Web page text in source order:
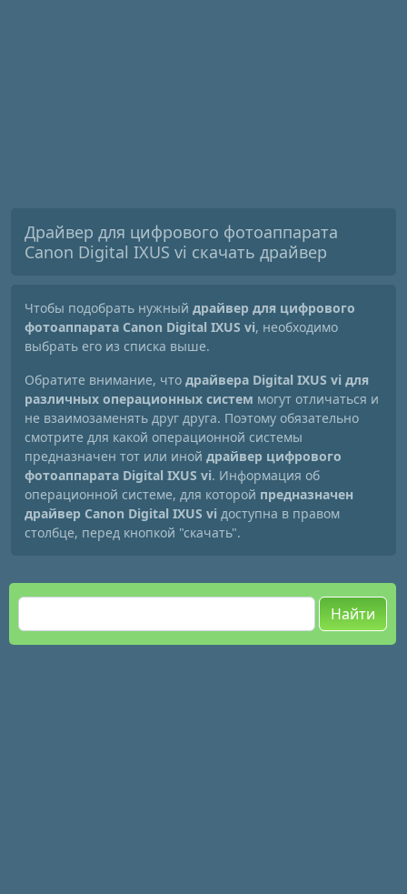
Драйвер для цифрового фотоаппарата
Canon Digital IXUS vі скачать драйвер
Чтобы подобрать нужный драйвер для цифрового
фотоаппарата Canon Digital IXUS vі, необходимо
выбрать его из списка выше.
Обратите внимание, что драйвера Digital IXUS vі для
различных операционных систем могут отличаться и
не взаимозаменять друг друга. Поэтому обязательно
смотрите для какой операционной системы
предназначен тот или иной драйвер цифрового
фотоаппарата Digital IXUS vі. Информация об
операционной системе, для которой предназначен
драйвер Canon Digital IXUS vі доступна в правом
столбце, перед кнопкой "скачать".
Найти